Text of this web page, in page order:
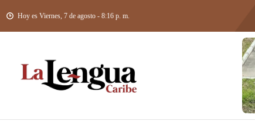
Hoy es Viernes, 7 de agosto - 8:16 p. m.